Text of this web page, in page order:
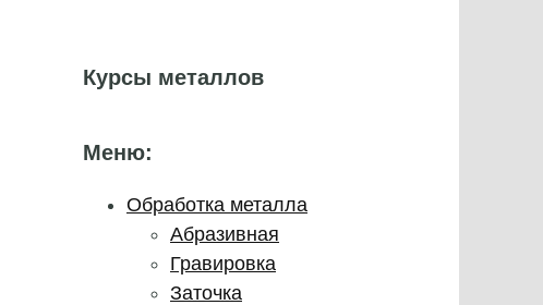
Курсы металлов
Меню:
Обработка металла
Абразивная
Гравировка
Заточка